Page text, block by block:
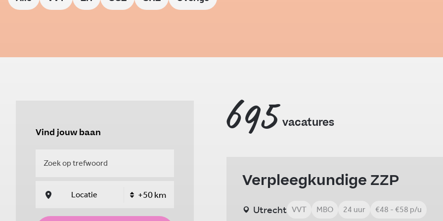
Vind jouw baan 695vacatures
Verpleegkundige ZZP
Utrecht VVT MBO 24 uur €48 - €58 p/u